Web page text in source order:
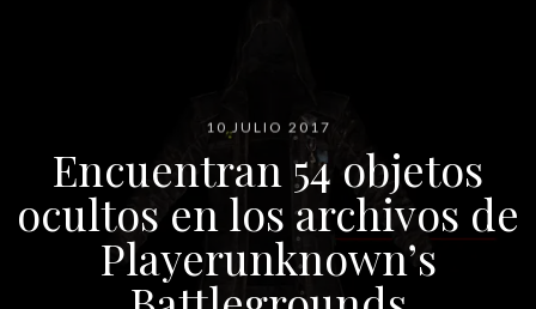
10 JULIO 2017
Encuentran 54 objetos
ocultos en los archivos de
Playerunknown’s